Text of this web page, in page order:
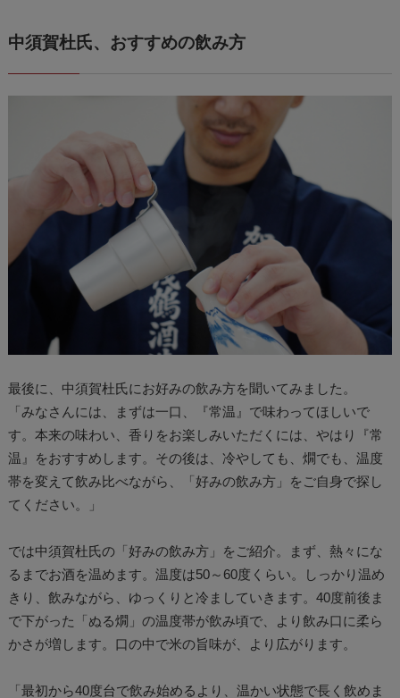
中須賀杜氏、おすすめの飲み方
最後に、中須賀杜氏にお好みの飲み方を聞いてみました。
「みなさんには、まずは一口、『常温』で味わってほしいで
す。本来の味わい、香りをお楽しみいただくには、やはり『常
温』をおすすめします。その後は、冷やしても、燗でも、温度
帯を変えて飲み比べながら、「好みの飲み方」をご自身で探し
てください。」
では中須賀杜氏の「好みの飲み方」をご紹介。まず、熱々にな
るまでお酒を温めます。温度は50～60度くらい。しっかり温め
きり、飲みながら、ゆっくりと冷ましていきます。40度前後ま
で下がった「ぬる燗」の温度帯が飲み頃で、より飲み口に柔ら
かさが増します。口の中で米の旨味が、より広がります。
「最初から40度台で飲み始めるより、温かい状態で長く飲めま